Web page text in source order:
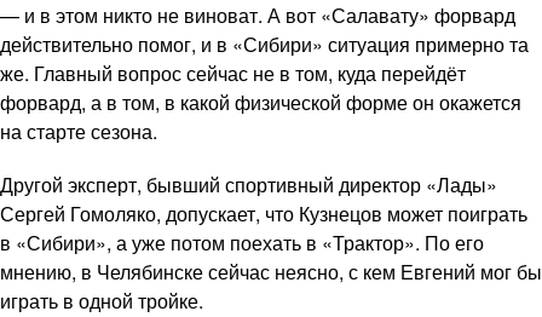
— и в этом никто не виноват. А вот «Салавату» форвард
действительно помог, и в «Сибири» ситуация примерно та
же. Главный вопрос сейчас не в том, куда перейдёт
форвард, а в том, в какой физической форме он окажется
на старте сезона.
Другой эксперт, бывший спортивный директор «Лады»
Сергей Гомоляко, допускает, что Кузнецов может поиграть
в «Сибири», а уже потом поехать в «Трактор». По его
мнению, в Челябинске сейчас неясно, с кем Евгений мог бы
играть в одной тройке.